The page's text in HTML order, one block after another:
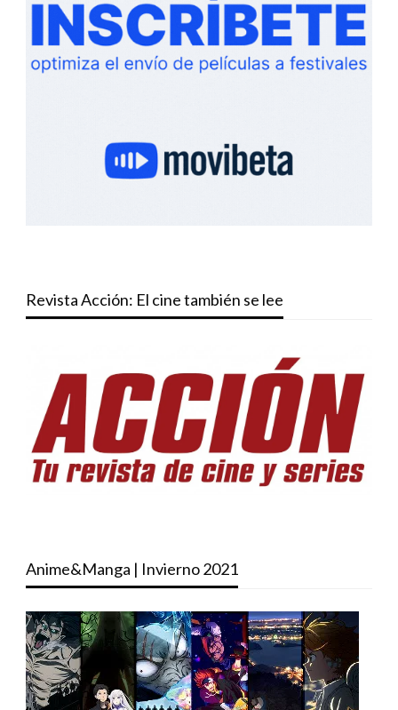
Revista Acción: El cine también se lee
Anime&Manga | Invierno 2021